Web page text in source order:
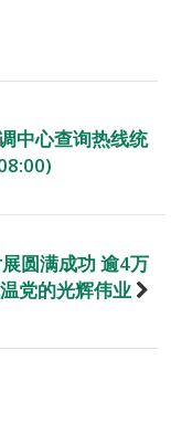
中心查询热线统
圆满成功 逾4万
党的光辉伟业